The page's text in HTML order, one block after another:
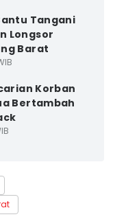
Tangani
Longsor
Barat
Korban
Bertambah